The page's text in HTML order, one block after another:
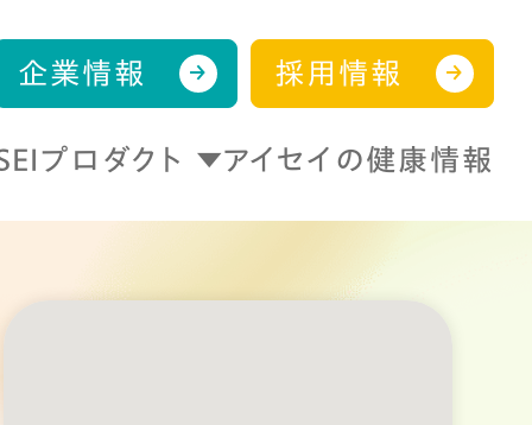
企業情報 採用情報
プロダクト アイセイの健康情報